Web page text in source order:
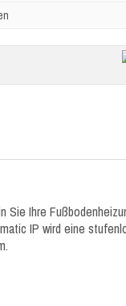
Ihre
IP wird eine